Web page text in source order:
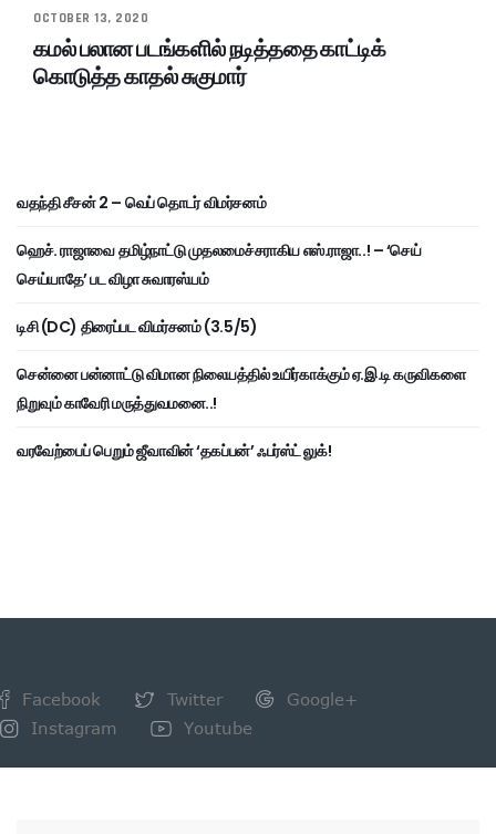
OCTOBER 13, 2020
கமல் பலான படங்களில் நடித்ததை காட்டிக்
கொடுத்த காதல் சுகுமார்
வதந்தி சீசன் 2 – வெப் தொடர் விமர்சனம்
ஹெச். ராஜாவை தமிழ்நாட்டு முதலமைச்சராகிய எஸ்.ராஜா..! – ‘செய்
செய்யாதே’ பட விழா சுவாரஸ்யம்
டிசி (DC) திரைப்பட விமர்சனம் (3.5/5)
சென்னை பன்னாட்டு விமான நிலையத்தில் உயிர்காக்கும் ஏ.இ.டி கருவிகளை
நிறுவும் காவேரி மருத்துவமனை..!
வரவேற்பைப் பெறும் ஜீவாவின் ‘தகப்பன்’ ஃபர்ஸ்ட் லுக்!
Facebook Twitter
Google+
Instagram
Youtube